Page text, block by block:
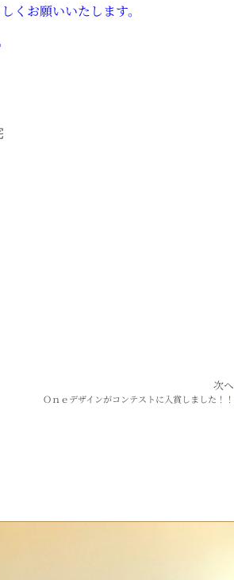
くお願いいたします。
次へ
Ｏｎｅデザインがコンテストに入賞しました！！